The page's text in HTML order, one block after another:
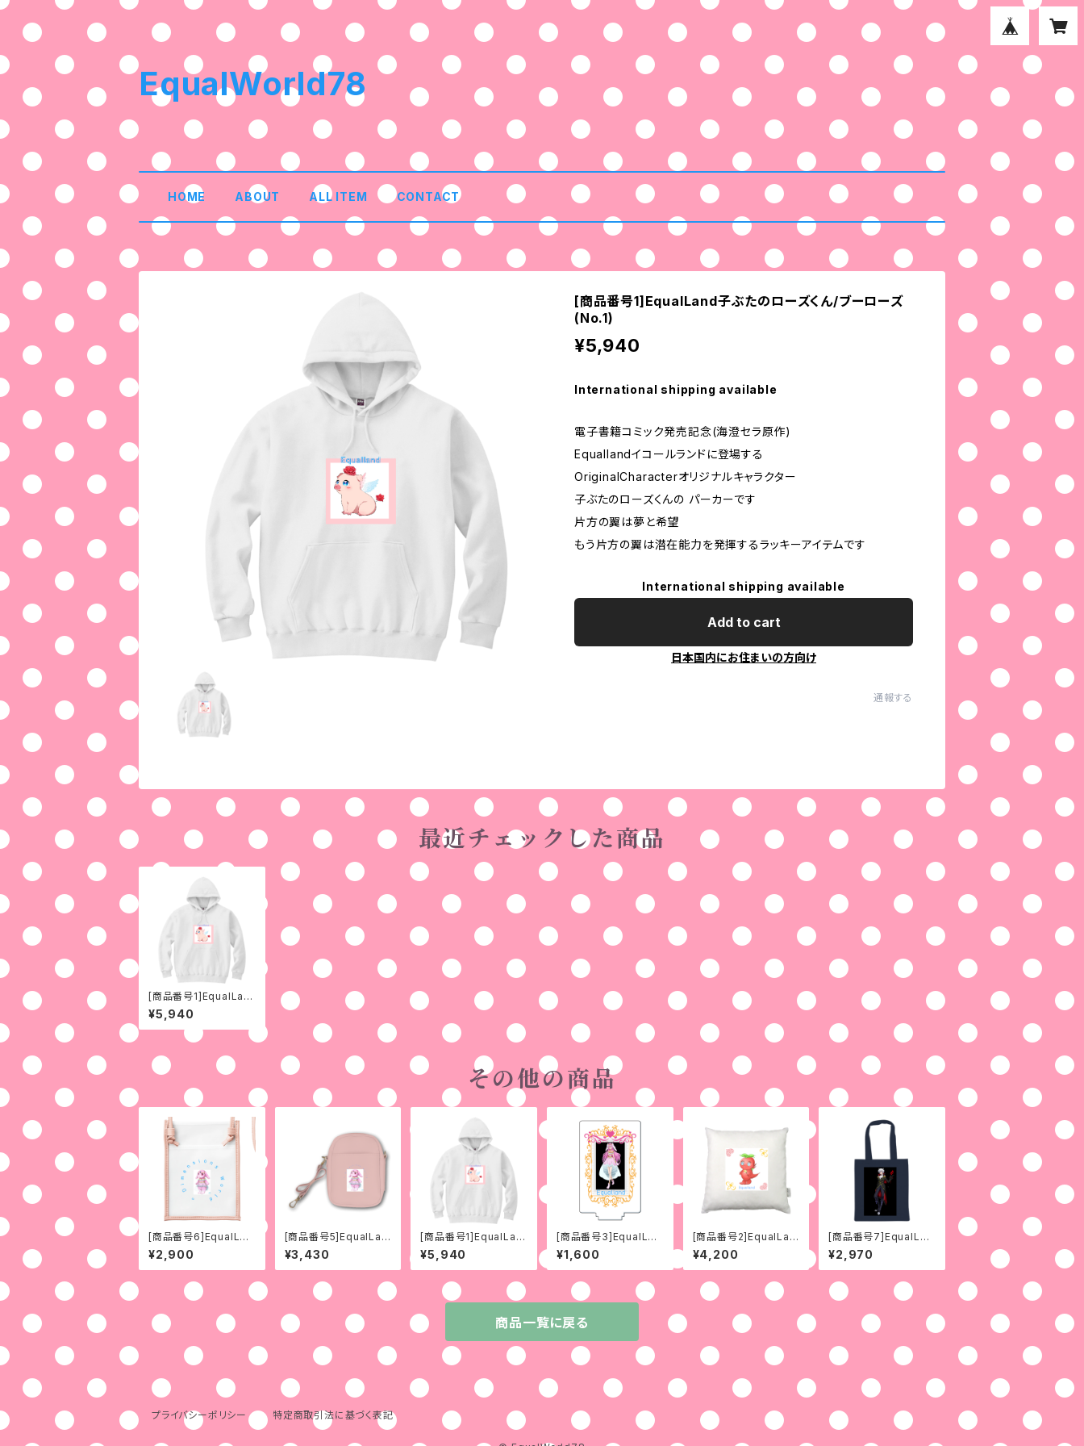
EqualWorld78
HOME ABOUT ALL ITEM CONTACT
[商品番号1]EqualLand子ぶたのローズくん/ブーローズ
(No.1)
¥5,940
International shipping available
電子書籍コミック発売記念(海澄セラ原作)
Equallandイコールランドに登場する
OriginalCharacterオリジナルキャラクター
子ぶたのローズくんの パーカーです
片方の翼は夢と希望
もう片方の翼は潜在能力を発揮するラッキーアイテムです
International shipping available
Add to cart
日本国内にお住まいの方向け
通報する
最近チェックした商品
[商品番号1]EqualLan
d子ぶたのローズくん/ブ
ーローズ(No.1)
¥5,940
その他の商品
[商品番号6]EqualLan
dうさローズ変身前姿
(No.3)
¥2,900
[商品番号5]EqualLan
dうさローズ変身前姿
(No.2)
¥3,430
[商品番号1]EqualLan
d子ぶたのローズくん/ブ
ーローズ(No.1)
¥5,940
[商品番号3]EqualLan
dうさローズ変身後姿
(No.1)
¥1,600
[商品番号2]EqualLan
d見習い妖精pepe(N
o.1)
¥4,200
[商品番号7]EqualLan
dミラン男爵(No.1)
¥2,970
商品一覧に戻る
プライバシーポリシー 特定商取引法に基づく表記